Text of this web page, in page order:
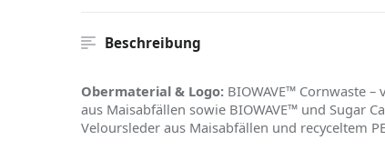
Beschreibung
Obermaterial & Logo:BIOWAVE™ Cornwaste –
aus Maisabfällen sowie BIOWAVE™ und Sugar
Veloursleder aus Maisabfällen und recyceltem